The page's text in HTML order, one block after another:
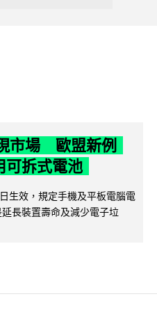
市場 歐盟新例
可拆式電池
生效，規定手機及平板電腦電
長裝置壽命及減少電子垃